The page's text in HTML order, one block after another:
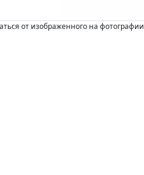
от изображенного на фотографии